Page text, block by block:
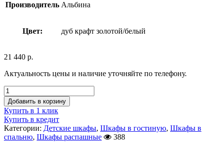
Производитель Альбина
Цвет: дуб крафт золотой/белый
21 440 р.
Актуальность цены и наличие уточняйте по телефону.
Добавить в корзину
Купить в 1 клик
Купить в кредит
Категории: Детские шкафы, Шкафы в гостиную, Шкафы в
спальню, Шкафы распашные
388